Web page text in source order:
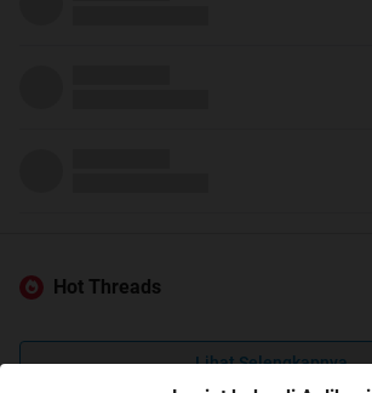
Hot Threads
Lihat Selengkapnya